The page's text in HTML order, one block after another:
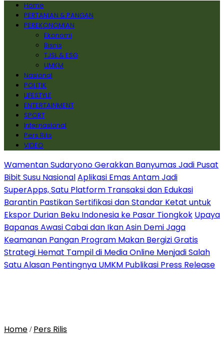
Home
PERTANIAN & PANGAN
PEREKONOMIAN
Ekonomi
Bisnis
TJSL & ESG
UMKM
Nasional
POLITIK
LIFESTYLE
ENTERTAINMENT
SPORT
Internasional
Pers Rilis
VIDEO
Wamentan Sudaryono Gerakkan Banyumas Jadi Pusat
Bibit Susu NasionalAplikasi Emas Antam Jadi
SuperApps, Satu Platform Transaksi dan Edukasi
Barantin Pastikan Sertifikasi dan Standar Ketat untuk
Ekspor Durian Beku Indonesia ke Pasar Tiongkok Upaya
Bapanas Awasi Cabai dan Ikan Asin Demi Jaga
Keamanan Pangan Program Makan Bergizi Gratis
Strategi Hemat Tampil di Media Online Menjadi Salah
Satu Alasan Pentingnya UMKM Publikasi Press Release
Home / Pers Rilis